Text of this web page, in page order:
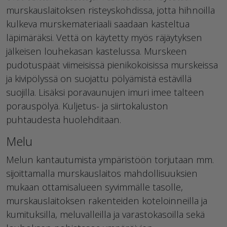
murskauslaitoksen risteyskohdissa, jotta hihnoilla
kulkeva murskemateriaali saadaan kasteltua
läpimäräksi. Vettä on käytetty myös räjäytyksen
jälkeisen louhekasan kastelussa. Murskeen
pudotuspäät viimeisissä pienikokoisissa murskeissa
ja kivipölyssä on suojattu pölyämistä estävillä
suojilla. Lisäksi poravaunujen imuri imee talteen
porauspölyä. Kuljetus- ja siirtokaluston
puhtaudesta huolehditaan.
Melu
Melun kantautumista ympäristöön torjutaan mm.
sijoittamalla murskauslaitos mahdollisuuksien
mukaan ottamisalueen syvimmälle tasolle,
murskauslaitoksen rakenteiden koteloinneilla ja
kumituksilla, meluvalleilla ja varastokasoilla sekä